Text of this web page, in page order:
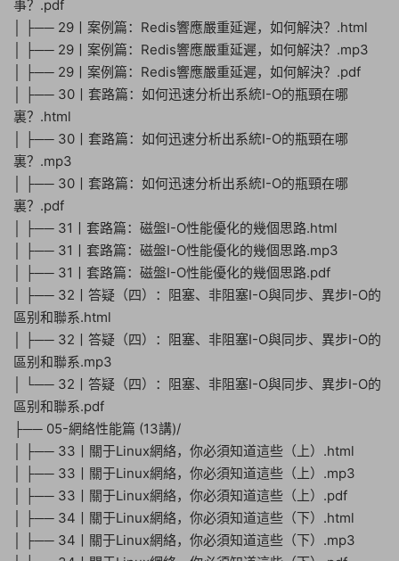
事？.pdf
│ ├── 29丨案例篇：Redis響應嚴重延遲，如何解決？.html
│ ├── 29丨案例篇：Redis響應嚴重延遲，如何解決？.mp3
│ ├── 29丨案例篇：Redis響應嚴重延遲，如何解決？.pdf
│ ├── 30丨套路篇：如何迅速分析出系統I-O的瓶頸在哪
裏？.html
│ ├── 30丨套路篇：如何迅速分析出系統I-O的瓶頸在哪
裏？.mp3
│ ├── 30丨套路篇：如何迅速分析出系統I-O的瓶頸在哪
裏？.pdf
│ ├── 31丨套路篇：磁盤I-O性能優化的幾個思路.html
│ ├── 31丨套路篇：磁盤I-O性能優化的幾個思路.mp3
│ ├── 31丨套路篇：磁盤I-O性能優化的幾個思路.pdf
│ ├── 32丨答疑（四）：阻塞、非阻塞I-O與同步、異步I-O的
區别和聯系.html
│ ├── 32丨答疑（四）：阻塞、非阻塞I-O與同步、異步I-O的
區别和聯系.mp3
│ └── 32丨答疑（四）：阻塞、非阻塞I-O與同步、異步I-O的
區别和聯系.pdf
├── 05-網絡性能篇 (13講)/
│ ├── 33丨關于Linux網絡，你必須知道這些（上）.html
│ ├── 33丨關于Linux網絡，你必須知道這些（上）.mp3
│ ├── 33丨關于Linux網絡，你必須知道這些（上）.pdf
│ ├── 34丨關于Linux網絡，你必須知道這些（下）.html
│ ├── 34丨關于Linux網絡，你必須知道這些（下）.mp3